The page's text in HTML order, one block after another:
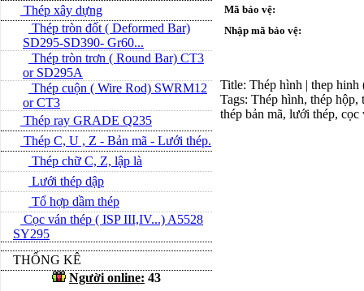
Thép xây dựng
Thép tròn đốt ( Deformed Bar)
SD295-SD390- Gr60...
Thép tròn trơn ( Round Bar) CT3
or SD295A
Thép cuộn ( Wire Rod) SWRM12
or CT3
Thép ray GRADE Q235
Thép C, U , Z - Bản mã - L­ưới thép.
Thép chữ C, Z, lập là
Lưới thép dập
Tổ hợp dầm thép
Cọc ván thép ( ISP III,IV...) A5528
SY295
THỐNG KÊ
Người online: 43
Mã bảo vệ:
Nhập mã bảo vệ:
Title: Thép hình | thep
Tags: Thép hình, thép hộp,
thép bản mã, lưới thép, cọc